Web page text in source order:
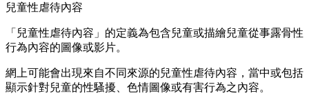
兒童性虐待內容
「兒童性虐待內容」的定義為包含兒童或描繪兒童從事露骨性
行為內容的圖像或影片。
網上可能會出現來自不同來源的兒童性虐待內容，當中或包括
顯示針對兒童的性騷擾、色情圖像或有害行為之內容。